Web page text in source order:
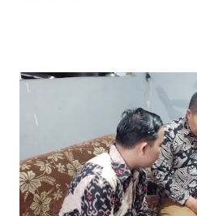
28 Maret 2026 lalu, Ikyy
dalam ajang pencarian bakat
Mania Dadakan). Meski belum
pengalaman tersebut menjadi
dalam karier bermusiknya. “Iya
28 maret kemarin, ikut dmd ya